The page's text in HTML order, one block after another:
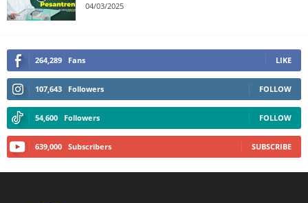
04/03/2025
264,289 Fans LIKE
107,643 Followers FOLLOW
54,600 Followers FOLLOW
639,000 Subscribers SUBSCRIBE